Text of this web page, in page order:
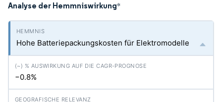
Analyse der Hemmniswirkung*
Hohe Batteriepackungskosten für Elektromodelle
−0.8%